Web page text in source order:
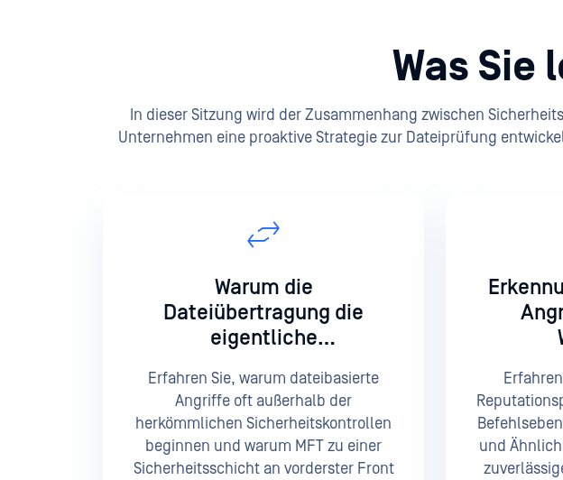
Was Sie
In dieser Sitzung wird der Zusammenhang zwischen
Unternehmen eine proaktive Strategie zur Dateiprüfung
Warum die
Dateiübertragung die
eigentliche
Erfahren Sie, warum dateibasierte
Angriffe oft außerhalb der
herkömmlichen Sicherheitskontrollen
beginnen und warum MFT zu einer
Sicherheitsschicht an vorderster Front
und